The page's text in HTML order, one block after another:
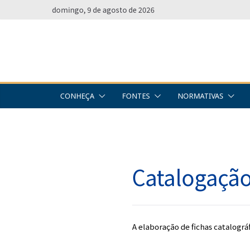
domingo, 9 de agosto de 2026
CONHEÇA FONTES NORMATIVAS
A elaboração de fichas